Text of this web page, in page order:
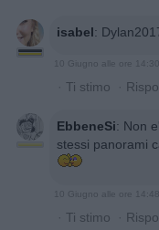
isabel:
10 Giugno alle ore 14:30
· Ti stimo ·
EbbeneSi: Non
stessi panorami
10 Giugno alle ore 14:48
· Ti stimo ·